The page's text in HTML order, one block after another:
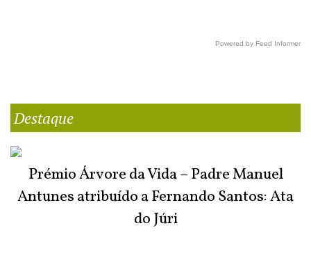
Powered by Feed Informer
Destaque
Prémio Árvore da Vida – Padre Manuel
Antunes atribuído a Fernando Santos: Ata
do Júri